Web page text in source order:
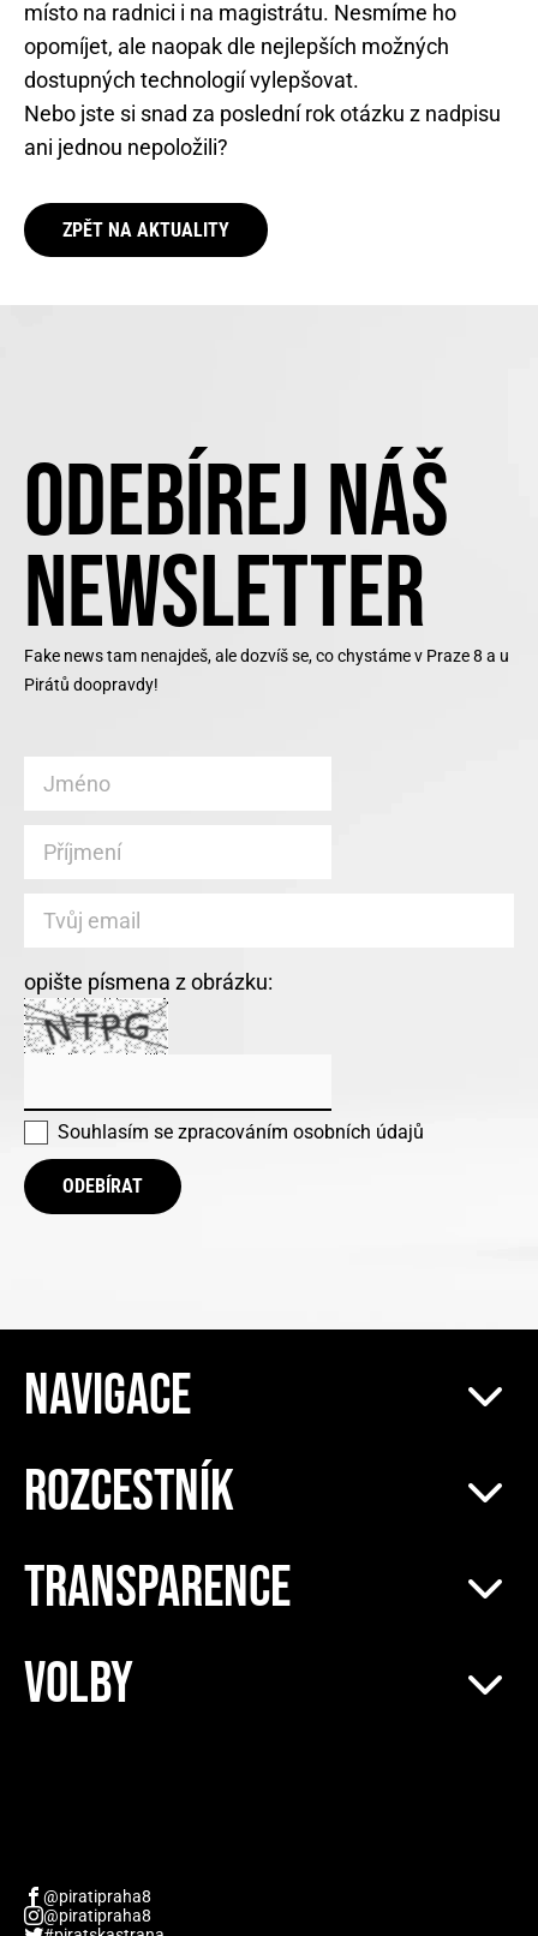
místo na radnici i na magistrátu. Nesmíme ho
opomíjet, ale naopak dle nejlepších možných
dostupných technologií vylepšovat.
Nebo jste si snad za poslední rok otázku z nadpisu
ani jednou nepoložili?
ZPĚT NA AKTUALITY
ODEBÍREJ NÁŠ
NEWSLETTER
Fake news tam nenajdeš, ale dozvíš se, co chystáme v Praze 8 a u
Pirátů doopravdy!
opište písmena z obrázku:
Souhlasím se zpracováním osobních údajů
ODEBÍRAT
NAVIGACE
ROZCESTNÍK
TRANSPARENCE
VOLBY
@piratipraha8
@piratipraha8